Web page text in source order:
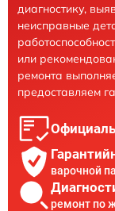
диагностику,
неисправные
или
ремонта
предоставляем
варочной
ремонт по